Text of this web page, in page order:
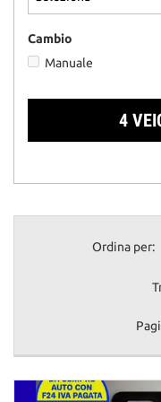
Cambio
Manuale
4
Ordina per:
questi
strumenti
di
tracciamento
cookie
e